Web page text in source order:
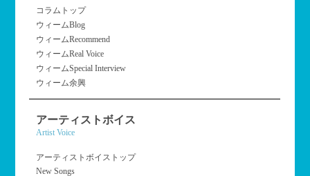
コラムトップ
ウィームBlog
ウィームRecommend
ウィームReal Voice
ウィームSpecial Interview
ウィーム余興
アーティストボイス
Artist Voice
アーティストボイストップ
New Songs